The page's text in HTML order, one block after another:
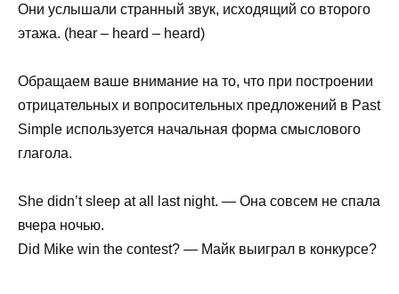
Они услышали странный звук, исходящий со второго
этажа. (hear – heard – heard)
Обращаем ваше внимание на то, что при построении
отрицательных и вопросительных предложений в Past
Simple используется начальная форма смыслового
глагола.
She didn’t sleep at all last night. — Она совсем не спала
вчера ночью.
Did Mike win the contest? — Майк выиграл в конкурсе?